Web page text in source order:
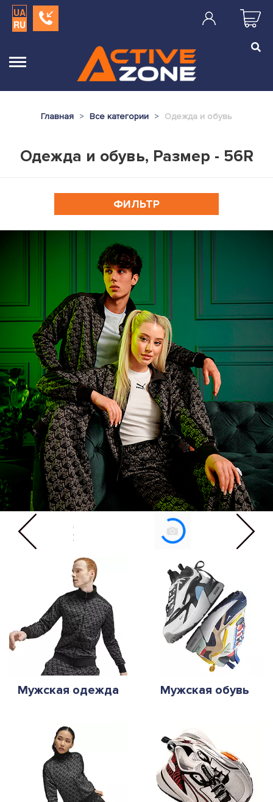
UA
RU
Главная Все категории Одежда и обувь
Одежда и обувь, Размер - 56R
ФИЛЬТР
Мужская одежда Мужская обувь